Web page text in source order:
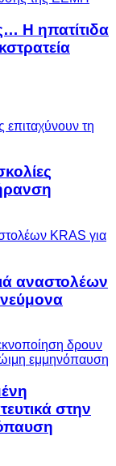
Η ηπατίτιδα
αναστολέων
στην